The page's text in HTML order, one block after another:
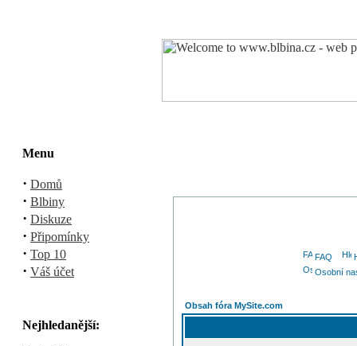
Menu
· Domů
· Blbiny
· Diskuze
· Připomínky
· Top 10
· Váš účet
Nejhledanější:
FAQ
Osobní
Obsah fóra MySite.com